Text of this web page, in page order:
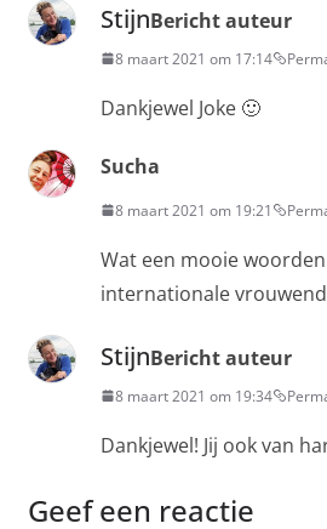
StijnBericht auteur
8 maart 2021 om 17:14
Dankjewel Joke 🙂
Sucha
8 maart 2021 om 19:21
Wat een mooie
internationale
StijnBericht auteur
8 maart 2021 om 19:34
Dankjewel! Jij ook van
Geef een reactie